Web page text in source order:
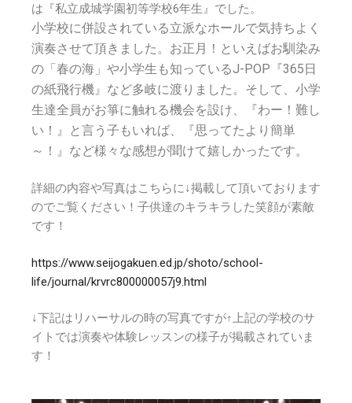
は『私立成城学園初等学校6年生』でした。
小学校に併設されている立派なホールで気持ちよく
演奏させて頂きました。お正月！といえばお馴染み
の「春の海」や小学生も知っているJ-POP『365日
の紙飛行機』など多岐に渡りました。そして、小学
生達全員がお箏に触れる機会を設け、『わー！難し
い！』と言う子もいれば、『思ってたより簡単
～！』など様々な感想が聞けて嬉しかったです。
詳細の内容や写真はこちらに↓掲載して頂いております
のでご覧ください！子供達のキラキラした笑顔が素敵
です！
https://www.seijogakuen.ed.jp/shoto/school-
life/journal/krvrc800000057j9.html
↓下記はリハーサルの時の写真ですが↑上記の学校のサ
イトでは演奏や体験レッスンの様子が掲載されていま
す！